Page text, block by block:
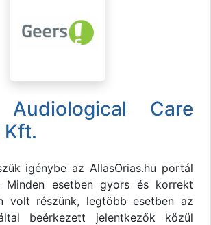
Audiological Care
Kft.
igénybe az AllasOrias.hu portál
Minden esetben gyors és korrekt
volt részünk, legtöbb esetben az
beérkezett jelentkezők közül